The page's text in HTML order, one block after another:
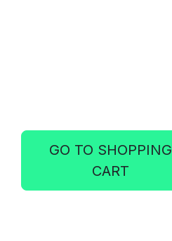
GO TO SHOPPING
CART